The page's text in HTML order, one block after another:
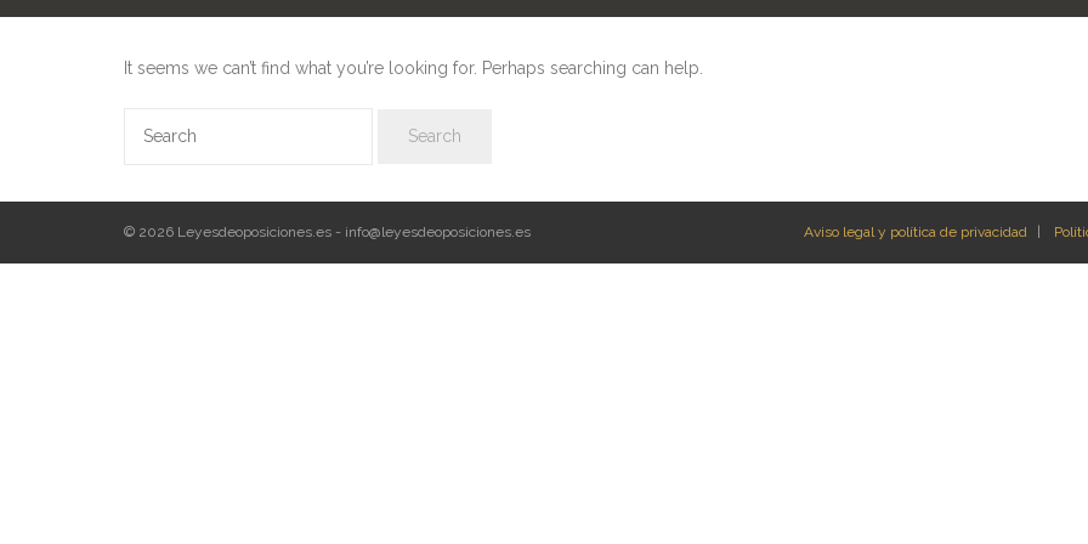
It seems we can’t find what you’re looking for. Perhaps searching can help.
© 2026 Leyesdeoposiciones.es - info@leyesdeoposiciones.es Aviso legal y política de privacidad